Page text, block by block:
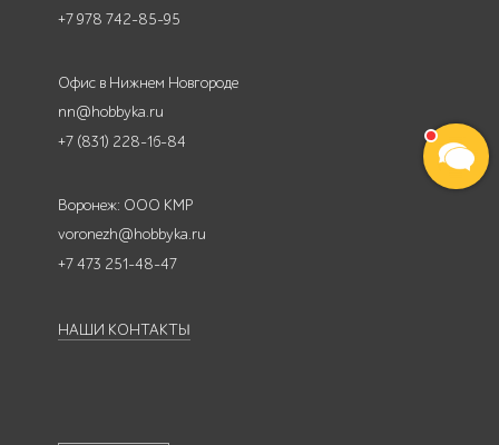
+7 978 742-85-95
Офис в Нижнем Новгороде
nn@hobbyka.ru
+7 (831) 228-16-84
Воронеж: ООО КМР
voronezh@hobbyka.ru
+7 473 251-48-47
НАШИ КОНТАКТЫ